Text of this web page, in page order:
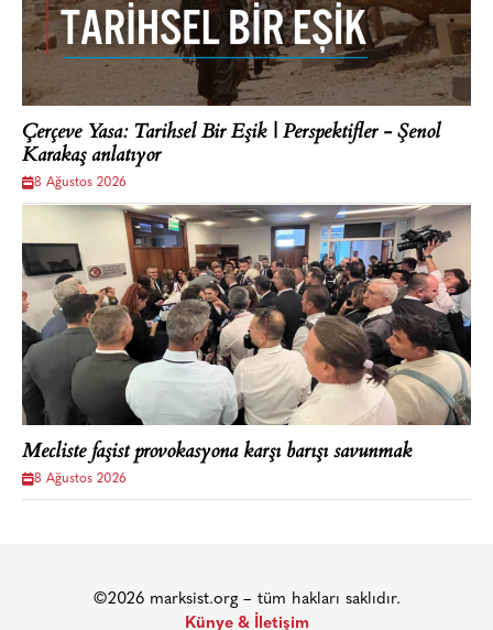
Çerçeve Yasa: Tarihsel Bir Eşik | Perspektifler - Şenol
Karakaş anlatıyor
8 Ağustos 2026
Mecliste faşist provokasyona karşı barışı savunmak
8 Ağustos 2026
©2026 marksist.org – tüm hakları saklıdır.
Künye & İletişim